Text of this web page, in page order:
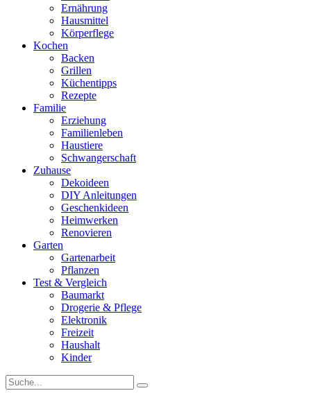
Ernährung
Hausmittel
Körperflege
Kochen
Backen
Grillen
Küchentipps
Rezepte
Familie
Erziehung
Familienleben
Haustiere
Schwangerschaft
Zuhause
Dekoideen
DIY Anleitungen
Geschenkideen
Heimwerken
Renovieren
Garten
Gartenarbeit
Pflanzen
Test & Vergleich
Baumarkt
Drogerie & Pflege
Elektronik
Freizeit
Haushalt
Kinder